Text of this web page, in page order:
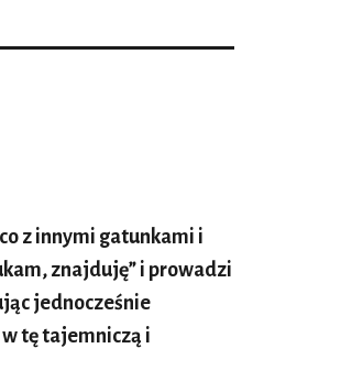
z innymi gatunkami i
znajduję” i prowadzi
jednocześnie
tę tajemniczą i